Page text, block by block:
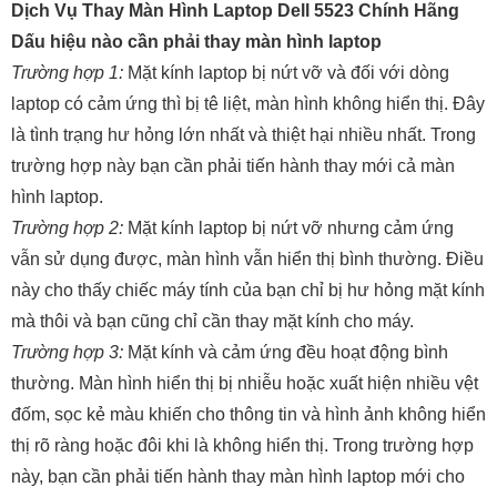
Dịch Vụ Thay Màn Hình Laptop Dell 5523 Chính Hãng
Dấu hiệu nào cần phải thay màn hình laptop
Trường hợp 1: Mặt kính laptop bị nứt vỡ và đối với dòng
laptop có cảm ứng thì bị tê liệt, màn hình không hiển thị. Đây
là tình trạng hư hỏng lớn nhất và thiệt hại nhiều nhất. Trong
trường hợp này bạn cần phải tiến hành thay mới cả màn
hình laptop.
Trường hợp 2: Mặt kính laptop bị nứt vỡ nhưng cảm ứng
vẫn sử dụng được, màn hình vẫn hiển thị bình thường. Điều
này cho thấy chiếc máy tính của bạn chỉ bị hư hỏng mặt kính
mà thôi và bạn cũng chỉ cần thay mặt kính cho máy.
Trường hợp 3: Mặt kính và cảm ứng đều hoạt động bình
thường. Màn hình hiển thị bị nhiễu hoặc xuất hiện nhiều vệt
đốm, sọc kẻ màu khiến cho thông tin và hình ảnh không hiển
thị rõ ràng hoặc đôi khi là không hiển thị. Trong trường hợp
này, bạn cần phải tiến hành thay màn hình laptop mới cho